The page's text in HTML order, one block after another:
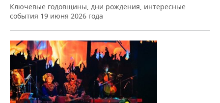
Ключевые годовщины, дни рождения, интересные
события 19 июня 2026 года